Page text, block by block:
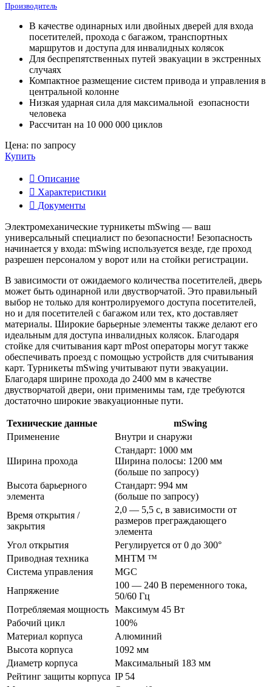
Производитель
В качестве одинарных или двойных дверей для входа
посетителей, прохода с багажом, транспортных
маршрутов и доступа для инвалидных колясок
Для беспрепятственных путей эвакуации в экстренных
случаях
Компактное размещение систем привода и управления в
центральной колонне
Низкая ударная сила для максимальной езопасности
человека
Рассчитан на 10 000 000 циклов
Цена: по запросу
Купить
Описание
Характеристики
Документы
Электромеханические турникеты mSwing — ваш
универсальный специалист по безопасности! Безопасность
начинается у входа: mSwing используется везде, где проход
разрешен персоналом у ворот или на стойки регистрации.
В зависимости от ожидаемого количества посетителей, дверь
может быть одинарной или двустворчатой. Это правильный
выбор не только для контролируемого доступа посетителей,
но и для посетителей с багажом или тех, кто доставляет
материалы. Широкие барьерные элементы также делают его
идеальным для доступа инвалидных колясок. Благодаря
стойке для считывания карт mPost операторы могут также
обеспечивать проезд с помощью устройств для считывания
карт. Турникеты mSwing учитывают пути эвакуации.
Благодаря ширине прохода до 2400 мм в качестве
двустворчатой ​​двери, они применимы там, где требуются
достаточно широкие эвакуационные пути.
Технические данные
mSwing
Применение
Внутри и снаружи
Ширина прохода
Стандарт: 1000 мм
Ширина полосы: 1200 мм
(больше по запросу)
Высота барьерного
элемента
Стандарт: 994 мм
(больше по запросу)
Время открытия /
закрытия
2,0 — 5,5 с, в зависимости от
размеров преграждающего
элемента
Угол открытия
Регулируется от 0 до 300°
Приводная техника
MHTM ™
Система управления
MGC
Напряжение
100 — 240 В переменного тока,
50/60 Гц
Потребляемая мощность Максимум 45 Вт
Рабочий цикл
100%
Материал корпуса
Алюминий
Высота корпуса
1092 мм
Диаметр корпуса
Максимальный 183 мм
Рейтинг защиты корпуса IP 54